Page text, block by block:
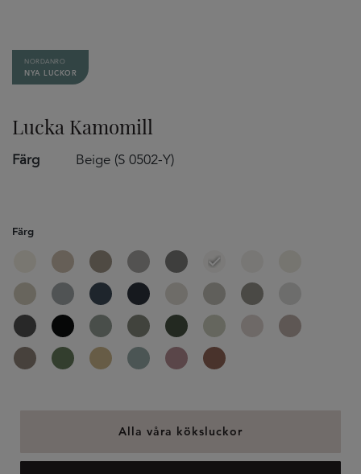
Lucka Kamomill
NORDANRO
NYA LUCKOR
Färg Beige (S 0502-Y)
Alla våra köksluckor
Färg